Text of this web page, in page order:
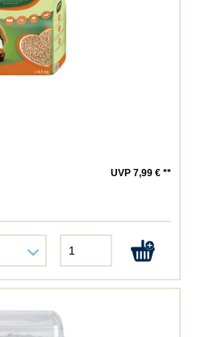
UVP 7,99 € **